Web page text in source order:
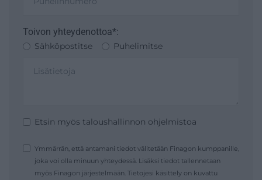
Toivon yhteydenottoa*:
Sähköpostitse Puhelimitse
Etsin myös taloushallinnon ohjelmistoa
Ymmärrän, että antamani tiedot välitetään Finagon kumppanille,
joka voi olla minuun yhteydessä. Lisäksi tiedot tallennetaan
myös Finagon järjestelmään. Tietojesi käsittely on kuvattu